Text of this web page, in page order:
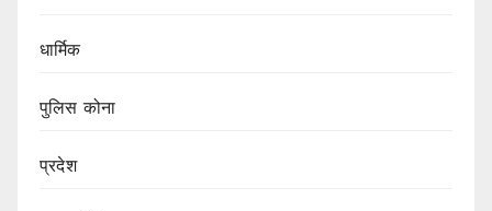
धार्मिक
पुलिस कोना
प्रदेश